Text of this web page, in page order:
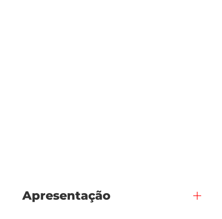
Apresentação